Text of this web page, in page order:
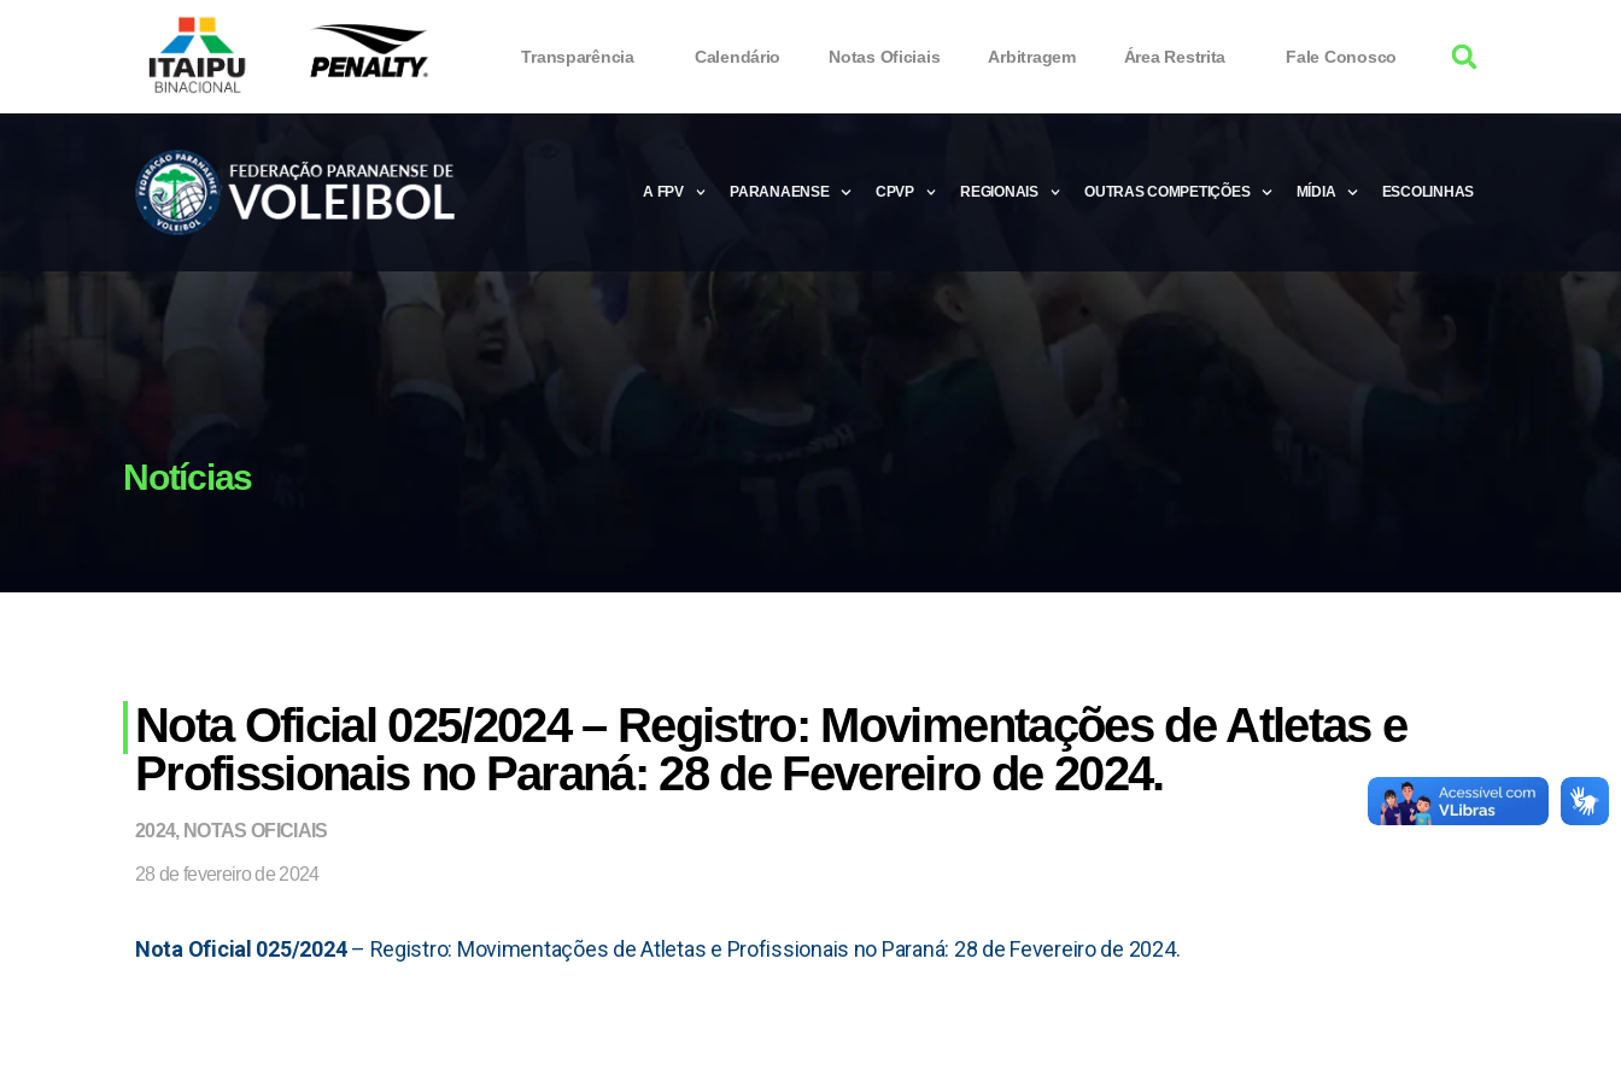
Transparência Calendário Notas Oficiais Arbitragem Área Restrita Fale Conosco
A FPV
Microsoft Office 2016 Product Key 2020 – Free Product Keys
PARANAENSE CPVP REGIONAIS OUTRAS COMPETIÇÕES MÍDIA ESCOLINHAS
Notícias
Nota Oficial 025/2024 – Registro: Movimentações de Atletas e
Profissionais no Paraná: 28 de Fevereiro de 2024.
2024, NOTAS OFICIAIS
28 de fevereiro de 2024
Nota Oficial 025/2024– Registro: Movimentações de Atletas e Profissionais no Paraná: 28 de Fevereiro de 2024.